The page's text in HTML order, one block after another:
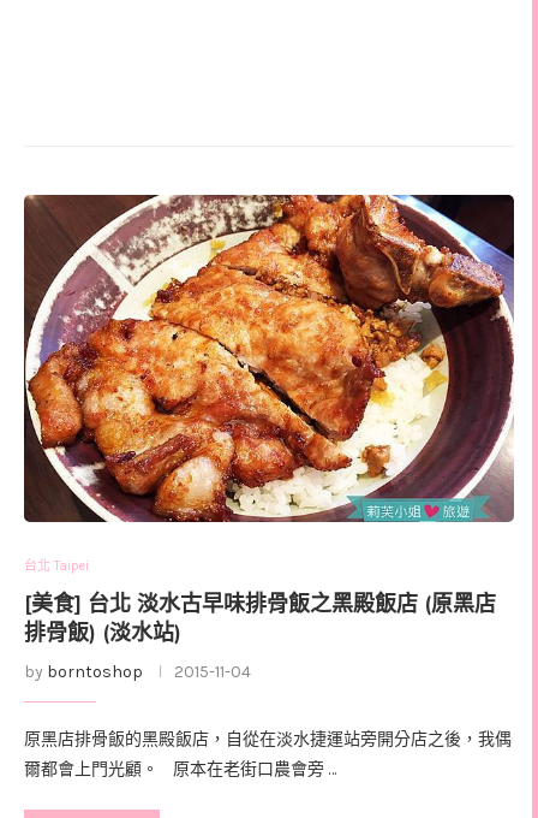
台北 Taipei
[美食] 台北 淡水古早味排骨飯之黑殿飯店 (原黑店
排骨飯) (淡水站)
by borntoshop 2015-11-04
原黑店排骨飯的黑殿飯店，自從在淡水捷運站旁開分店之後，我偶
爾都會上門光顧。 原本在老街口農會旁 …